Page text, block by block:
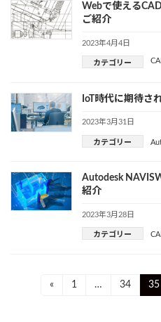
Webで使える
ご紹介
2023年4月4日
カテゴリー
IoT時代に期待さ
2023年3月31日
カテゴリー
Autodesk
紹介
2023年3月28日
カテゴリー
« Page
1 … Page
34 35